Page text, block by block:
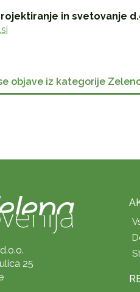
in svetovanje
objave iz kategorije
25